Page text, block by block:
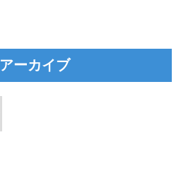
アーカイブ